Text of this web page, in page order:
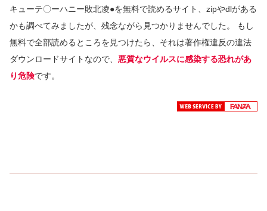
キューテ〇ーハニー敗北凌●を無料で読めるサイト、zipやdlがある
かも調べてみましたが、残念ながら見つかりませんでした。
もし
無料で全部読めるところを見つけたら、それは著作権違反の違法
ダウンロードサイトなので、 悪質なウイルスに感染する恐れがあ
り危険です。